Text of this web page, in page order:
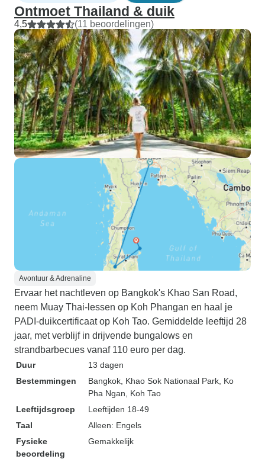
Ontmoet Thailand & duik
4,5 (11 beoordelingen)
Avontuur & Adrenaline
Ervaar het nachtleven op Bangkok's Khao San Road,
neem Muay Thai-lessen op Koh Phangan en haal je
PADI-duikcertificaat op Koh Tao. Gemiddelde leeftijd 28
jaar, met verblijf in drijvende bungalows en
strandbarbecues vanaf 110 euro per dag.
Duur
13 dagen
Bestemmingen
Bangkok , Khao Sok Nationaal Park , Ko
Pha Ngan , Koh Tao
Leeftijdsgroep
Leeftijden 18-49
Taal
Alleen: Engels
Fysieke
beoordeling
Gemakkelijk